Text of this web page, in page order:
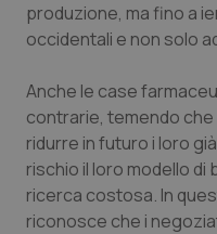
Veneto
Oncoematologia
Oncologia &
Psoriasi & pelle
Quotidiano
produzione, ma fino a
occidentali e non solo
Anche le case
contrarie, temendo
ridurre in futuro i loro
rischio il loro modello
ricerca costosa. In
riconosce che i